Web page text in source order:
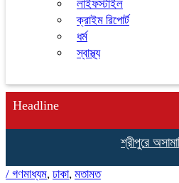
লাইফস্টাইল
ক্রাইম রিপোর্ট
ধর্ম
স্বাস্থ্য
Headline
শ্রীপুরে
/ গণমাধ্যম, ঢাকা, মতামত